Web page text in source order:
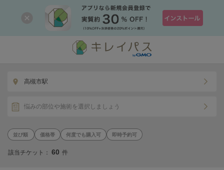
高槻市駅
悩みの部位や施術を選択しましょう
価格帯 何度でも購入可 即時予約可
該当チケット： 60 件